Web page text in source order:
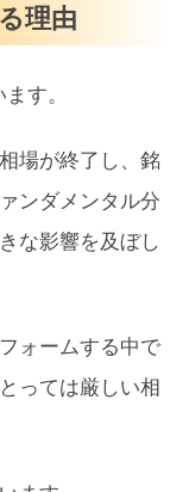
理由
す。
場が終了し、銘
ンダメンタル分
な影響を及ぼし
ォームする中で
っては厳しい相